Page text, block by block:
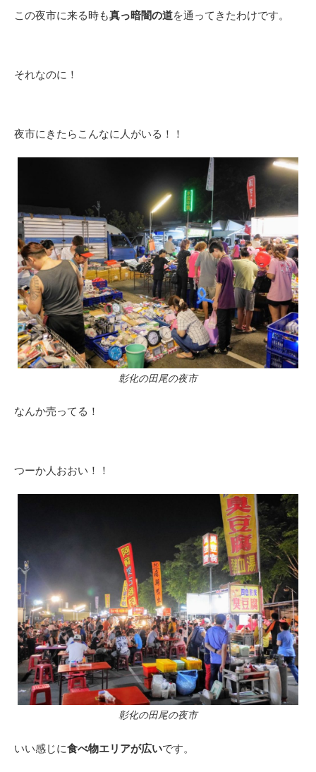
この夜市に来る時も真っ暗闇の道を通ってきたわけです。
それなのに！
夜市にきたらこんなに人がいる！！
彰化の田尾の夜市
なんか売ってる！
つーか人おおい！！
彰化の田尾の夜市
いい感じに食べ物エリアが広いです。